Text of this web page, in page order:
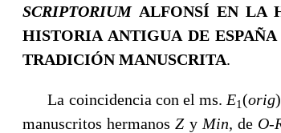
SCRIPTORIUM ALFONSÍ EN LA
HISTORIA ANTIGUA DE
TRADICIÓN MANUSCRITA.
La coincidencia con el ms. E1(orig)
manuscritos hermanosZ y Min, de O-